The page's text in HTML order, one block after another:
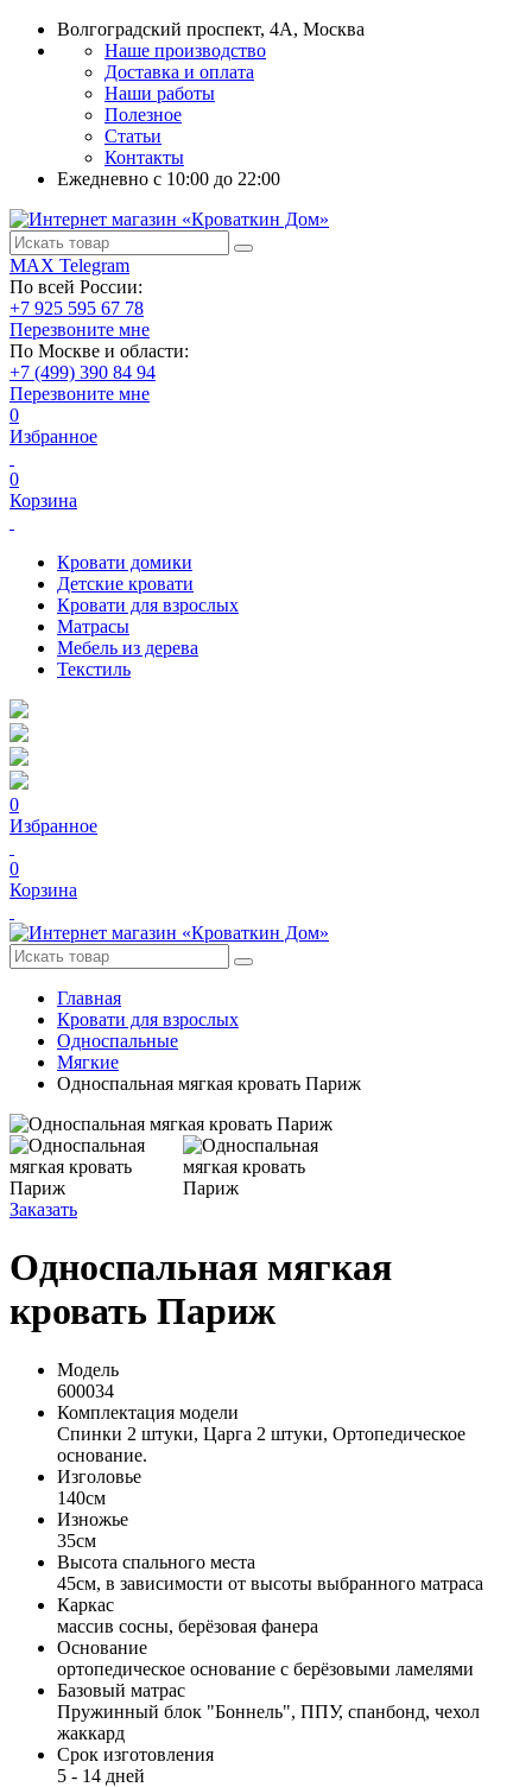
Волгоградский проспект, 4А, Москва
Наше производство
Доставка и оплата
Наши работы
Полезное
Статьи
Контакты
Ежедневно c 10:00 до 22:00
MAX Telegram
По всей России:
+7 925 595 67 78
Перезвоните мне
По Москве и области:
+7 (499) 390 84 94
Перезвоните мне
0
Избранное
0
Корзина
Кровати домики
Детские кровати
Кровати для взрослых
Матрасы
Мебель из дерева
Текстиль
0
Избранное
0
Корзина
Главная
Кровати для взрослых
Односпальные
Мягкие
Односпальная мягкая кровать Париж
Заказать
Односпальная мягкая
кровать Париж
Модель
600034
Комплектация модели
Спинки 2 штуки, Царга 2 штуки, Ортопедическое
основание.
Изголовье
140см
Изножье
35см
Высота спального места
45см, в зависимости от высоты выбранного матраса
Каркас
массив сосны, берёзовая фанера
Основание
ортопедическое основание с берёзовыми ламелями
Базовый матрас
Пружинный блок "Боннель", ППУ, спанбонд, чехол
жаккард
Срок изготовления
5 - 14 дней